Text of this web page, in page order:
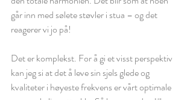
går inn med sølete støvler i stua – og det
reagerer vi jo på!
Det er komplekst. For å gi et visst perspektiv
kan jeg si at det å leve sin sjels glede og
kvaliteter i høyeste frekvens er vårt optimale